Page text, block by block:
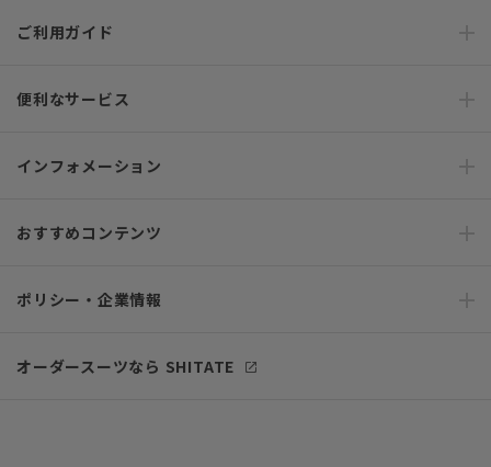
ご利用ガイド
便利なサービス
インフォメーション
おすすめコンテンツ
ポリシー・企業情報
オーダースーツなら SHITATE